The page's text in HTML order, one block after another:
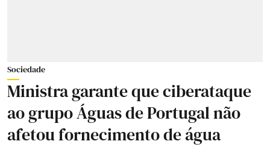
Sociedade
Ministra garante que ciberataque
ao grupo Águas de Portugal não
afetou fornecimento de água